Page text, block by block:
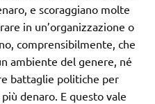
e scoraggiano molte
in un’organizzazione o
comprensibilmente, che
ambiente del genere, né
battaglie politiche per
denaro. E questo vale